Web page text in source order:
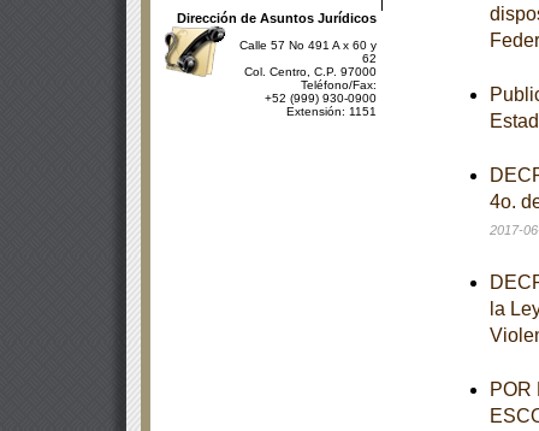
Dirección de Asuntos Jurídicos
Calle 57 No 491 A x 60 y
62
Col. Centro, C.P. 97000
Teléfono/Fax:
+52 (999) 930-0900
Extensión: 1151
4o.
2017-
la
POR